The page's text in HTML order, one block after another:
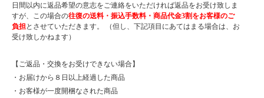
日間以内に返品希望の意志をご連絡をいただければ返品をお受け致しま
すが、この場合の往復の送料・振込手数料・商品代金3割をお客様のご
負担とさせていただきます。 （但し、下記項目にあてはまる場合は、お
受け致しかねます）
【ご返品・交換をお受けできない場合】
・お届けから８日以上経過した商品
・お客様が一度開梱なされた商品